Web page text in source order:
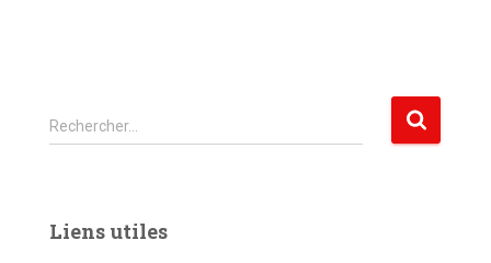
R
e
r
Rechercher…
Liens utiles